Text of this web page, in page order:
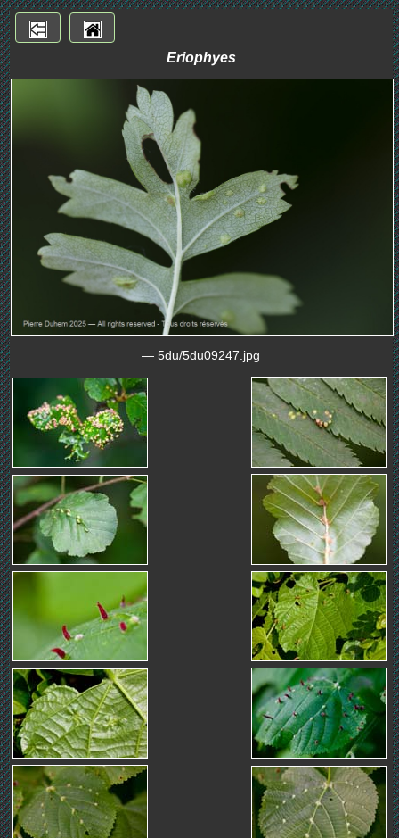
Eriophyes
— 5du/5du09247.jpg